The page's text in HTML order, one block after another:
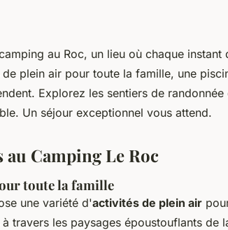
le Roc
au Roc, un lieu où chaque instant
plein air pour toute la famille, une
Explorez les sentiers de
Un séjour exceptionnel vous attend.
Camping Le Roc
toute la famille
une variété d'activités de plein air
travers les paysages époustouflants de